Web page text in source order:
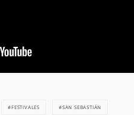
FESTIVALES SAN SEBASTIÁN